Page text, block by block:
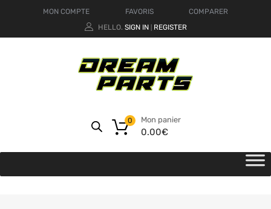
MON COMPTE FAVORIS
COMPARER
HELLO. SIGN IN REGISTER
Mon panier
0.00€
0